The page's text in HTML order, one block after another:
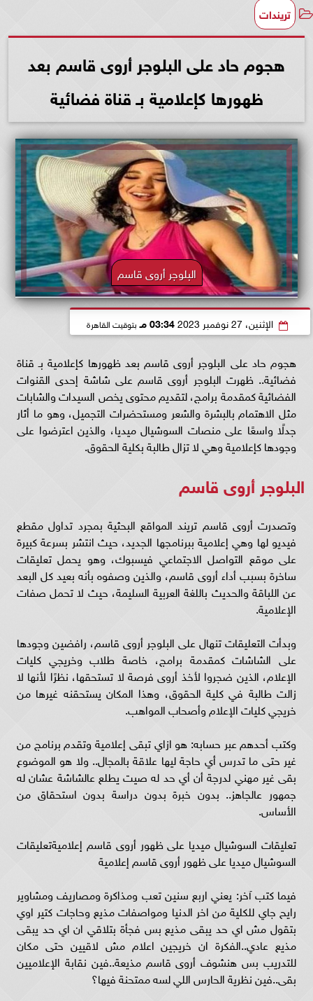
تريندات
هجوم حاد على البلوجر أروى قاسم بعد
ظهورها كإعلامية بـ قناة فضائية
البلوجر أروى قاسم
الإثنين، 27 نوفمبر 2023 03:34 مـ بتوقيت القاهرة
هجوم حاد على البلوجر أروى قاسم بعد ظهورها كإعلامية بـ قناة
فضائية.. ظهرت البلوجر أروى قاسم على شاشة إحدى القنوات
الفضائية كمقدمة برامج، لتقديم محتوى يخص السيدات والشابات
مثل الاهتمام بالبشرة والشعر ومستحضرات التجميل، وهو ما أثار
جدلًا واسعًا على منصات السوشيال ميديا، والذين اعترضوا على
وجودها كإعلامية وهي لا تزال طالبة بكلية الحقوق.
البلوجر أروى قاسم
وتصدرت أروى قاسم تريند المواقع البحثية بمجرد تداول مقطع
فيديو لها وهي إعلامية ببرنامجها الجديد، حيث انتشر بسرعة كبيرة
على موقع التواصل الاجتماعي فيسبوك، وهو يحمل تعليقات
ساخرة بسبب أداء أروى قاسم، والذين وصفوه بأنه بعيد كل البعد
عن اللباقة والحديث باللغة العربية السليمة، حيث لا تحمل صفات
الإعلامية.
وبدأت التعليقات تنهال على البلوجر أروى قاسم، رافضين وجودها
على الشاشات كمقدمة برامج، خاصة طلاب وخريجي كليات
الإعلام، الذين ضجروا لأخذ أروى فرصة لا تستحقها، نظرًا لأنها لا
زالت طالبة في كلية الحقوق، وهذا المكان يستحقنه غيرها من
خريجي كليات الإعلام وأصحاب المواهب.
وكتب أحدهم عبر حسابه: هو ازاي تبقى إعلامية وتقدم برنامج من
غير حتى ما تدرس أي حاجة ليها علاقة بالمجال.. ولا هو الموضوع
بقى غير مهني لدرجة أن أي حد له صيت يطلع عالشاشة عشان له
جمهور عالجاهز.. بدون خبرة بدون دراسة بدون استحقاق من
الأساس.
تعليقات السوشيال ميديا على ظهور أروى قاسم إعلاميةتعليقات
السوشيال ميديا على ظهور أروى قاسم إعلامية
فيما كتب آخر: يعني اربع سنين تعب ومذاكرة ومصاريف ومشاوير
رايح جاي للكلية من اخر الدنيا ومواصفات مذيع وحاجات كتير اوي
بتقول مش اي حد يبقى مذيع بس فجأة بتلاقي ان اي حد يبقى
مذيع عادي..الفكرة ان خريجين اعلام مش لاقيين حتى مكان
للتدريب بس هنشوف أروى قاسم مذيعة..فين نقابة الإعلاميين
بقى..فين نظرية الحارس اللي لسه ممتحنة فيها؟